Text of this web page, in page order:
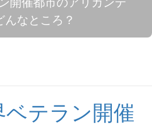
んなところ？
テラン開催